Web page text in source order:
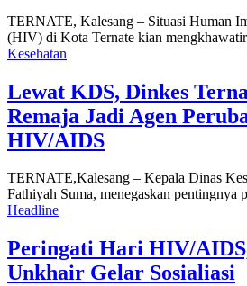
TERNATE, Kalesang – Situasi Human
(HIV) di Kota Ternate kian
Kesehatan
Lewat KDS, Dinkes
Remaja Jadi Agen
HIV/AIDS
TERNATE,Kalesang – Kepala Dinas
Fathiyah Suma, menegaskan pentingnya
Headline
Peringati Hari HIV/
Unkhair Gelar Sosialiasi